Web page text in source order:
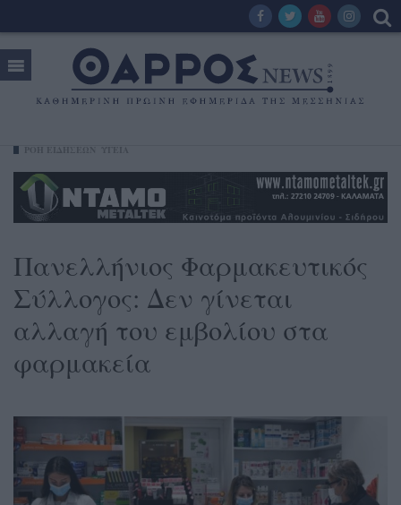
Πανελλήνιος Φαρμακευτικός
Σύλλογος: Δεν γίνεται
αλλαγή του εμβολίου στα
φαρμακεία